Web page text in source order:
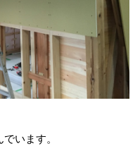
います。